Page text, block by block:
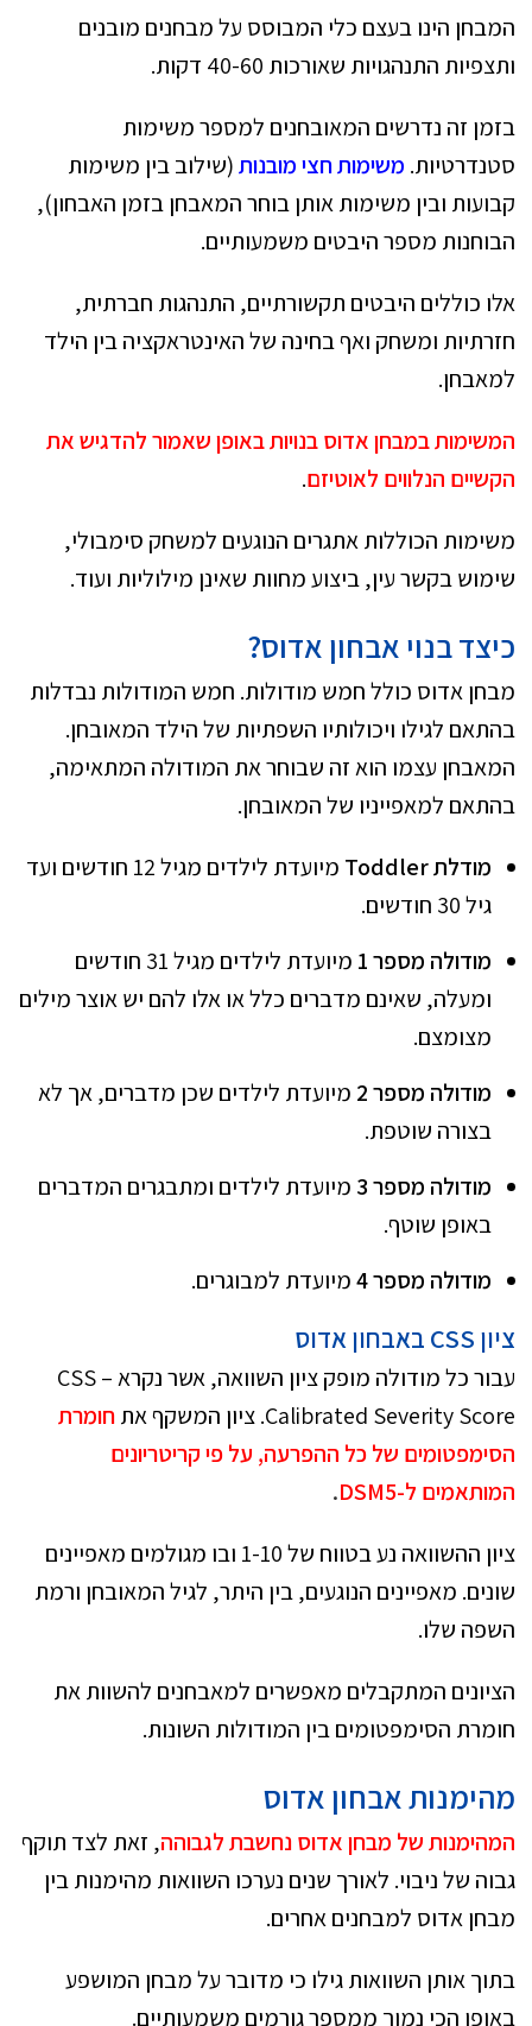
המבחן הינו בעצם כלי המבוסס על מבחנים מובנים
ותצפיות התנהגויות שאורכות 40-60 דקות.
בזמן זה נדרשים המאובחנים למספר משימות
סטנדרטיות. משימות חצי מובנות(שילוב בין משימות
קבועות ובין משימות אותן בוחר המאבחן בזמן האבחון),
הבוחנות מספר היבטים משמעותיים.
אלו כוללים היבטים תקשורתיים, התנהגות חברתית,
חזרתיות ומשחק ואף בחינה של האינטראקציה בין הילד
למאבחן.
המשימות במבחן אדוס בנויות באופן שאמור להדגיש את
הקשיים הנלווים לאוטיזם.
משימות הכוללות אתגרים הנוגעים למשחק סימבולי,
שימוש בקשר עין, ביצוע מחוות שאינן מילוליות ועוד.
כיצד בנוי אבחון אדוס?
מבחן אדוס כולל חמש מודולות. חמש המודולות נבדלות
בהתאם לגילו ויכולותיו השפתיות של הילד המאובחן.
המאבחן עצמו הוא זה שבוחר את המודולה המתאימה,
בהתאם למאפייניו של המאובחן.
מודלתToddler
מיועדת לילדים מגיל 12 חודשים ועד
גיל 30 חודשים.
מודולה מספר 1
מיועדת לילדים מגיל 31 חודשים
ומעלה, שאינם מדברים כלל או אלו להם יש אוצר מילים
מצומצם.
מודולה מספר 2
מיועדת לילדים שכן מדברים, אך לא
בצורה שוטפת.
מודולה מספר 3
מיועדת לילדים ומתבגרים המדברים
באופן שוטף.
מודולה מספר 4
מיועדת למבוגרים.
ציון CSS באבחון אדוס
עבור כל מודולה מופק ציון השוואה, אשר נקרא CSS –
Calibrated Severity Score. ציון המשקף את
חומרת
הסימפטומים של כל ההפרעה, על פי קריטריונים
המותאמים ל-DSM5
.
ציון ההשוואה נע בטווח של 1-10 ובו מגולמים מאפיינים
שונים. מאפיינים הנוגעים, בין היתר, לגיל המאובחן ורמת
השפה שלו.
הציונים המתקבלים מאפשרים למאבחנים להשוות את
חומרת הסימפטומים בין המודולות השונות.
מהימנות אבחון אדוס
המהימנות של מבחן אדוס נחשבת לגבוהה, זאת לצד תוקף
גבוה של ניבוי. לאורך שנים נערכו השוואות מהימנות בין
מבחן אדוס למבחנים אחרים.
בתוך אותן השוואות גילו כי מדובר על מבחן המושפע
באופן הכי נמוך ממספר גורמים משמעותיים.